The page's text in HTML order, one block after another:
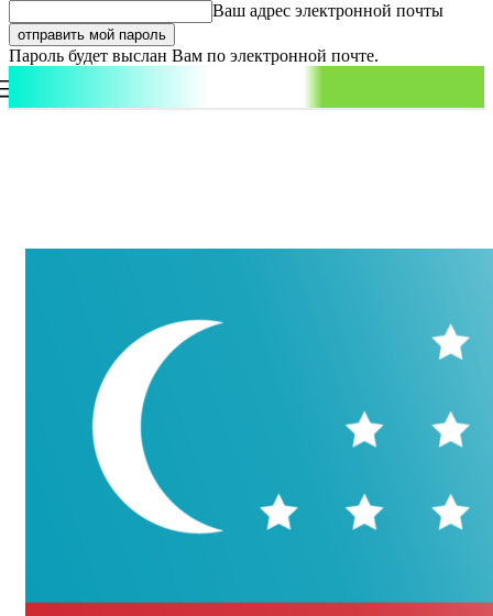
Ваш адрес электронной почты
Пароль будет выслан Вам по электронной почте.